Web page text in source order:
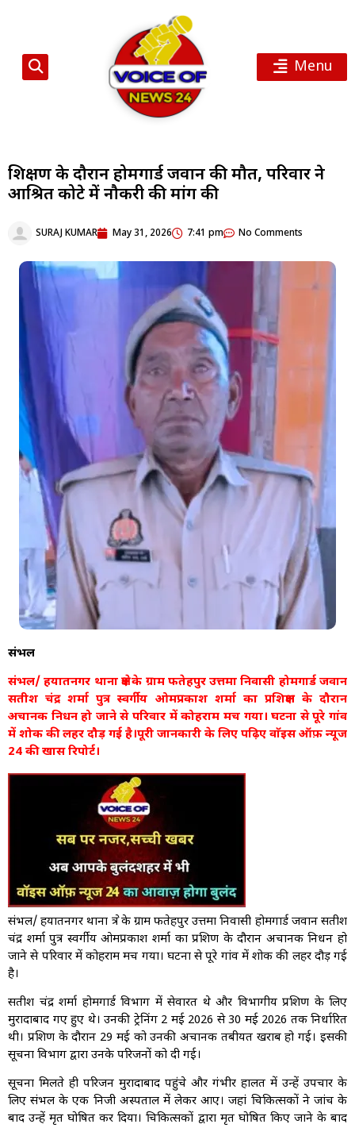
Menu
प्रशिक्षण के दौरान होमगार्ड जवान की मौत, परिवार ने
आश्रित कोटे में नौकरी की मांग की
SURAJ KUMAR May 31, 2026 7:41 pm No Comments
संभल
संभल/ हयातनगर थाना क्षेत्र के ग्राम फतेहपुर उत्तमा निवासी होमगार्ड जवान
सतीश चंद्र शर्मा पुत्र स्वर्गीय ओमप्रकाश शर्मा का प्रशिक्षण के दौरान
अचानक निधन हो जाने से परिवार में कोहराम मच गया। घटना से पूरे गांव
में शोक की लहर दौड़ गई है।पूरी जानकारी के लिए पढ़िए वाॅइस ऑफ़ न्यूज
24 की खास रिपोर्ट।
संभल/ हयातनगर थाना क्षेत्र के ग्राम फतेहपुर उत्तमा निवासी होमगार्ड जवान सतीश
चंद्र शर्मा पुत्र स्वर्गीय ओमप्रकाश शर्मा का प्रशिक्षण के दौरान अचानक निधन हो
जाने से परिवार में कोहराम मच गया। घटना से पूरे गांव में शोक की लहर दौड़ गई
है।
सतीश चंद्र शर्मा होमगार्ड विभाग में सेवारत थे और विभागीय प्रशिक्षण के लिए
मुरादाबाद गए हुए थे। उनकी ट्रेनिंग 2 मई 2026 से 30 मई 2026 तक निर्धारित
थी। प्रशिक्षण के दौरान 29 मई को उनकी अचानक तबीयत खराब हो गई। इसकी
सूचना विभाग द्वारा उनके परिजनों को दी गई।
सूचना मिलते ही परिजन मुरादाबाद पहुंचे और गंभीर हालत में उन्हें उपचार के
लिए संभल के एक निजी अस्पताल में लेकर आए। जहां चिकित्सकों ने जांच के
बाद उन्हें मृत घोषित कर दिया। चिकित्सकों द्वारा मृत घोषित किए जाने के बाद